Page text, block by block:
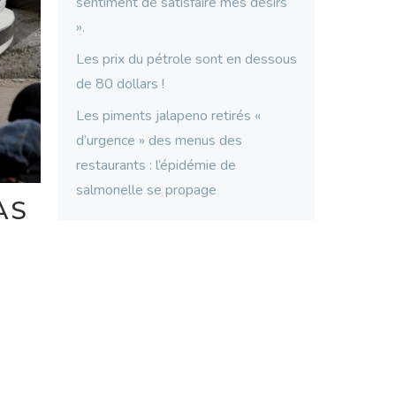
».
Les prix du pétrole sont en dessous
de 80 dollars !
Les piments jalapeno retirés «
d’urgence » des menus des
restaurants : l’épidémie de
salmonelle se propage